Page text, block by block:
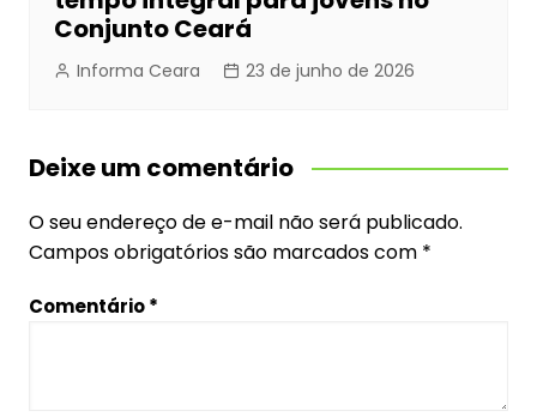
Conjunto Ceará
Informa Ceara 23 de junho de 2026
Deixe um comentário
O seu endereço de e-mail não será publicado.
Campos obrigatórios são marcados com *
Comentário*